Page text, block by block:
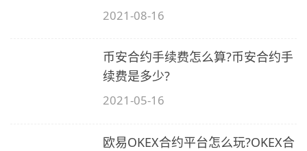
2021-08-16
币安合约手续费怎么算?币安合约手
续费是多少?
2021-05-16
欧易OKEX合约平台怎么玩?OKEX合